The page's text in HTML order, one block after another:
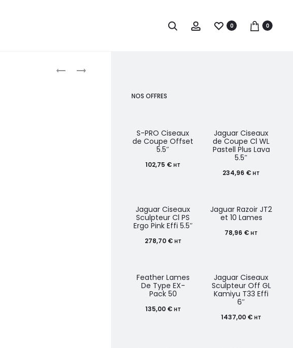
0 0
Product
navigation
JAGUAR
SAIZA
NOS OFFRES
S-PRO Ciseaux
de Coupe Offset
5.5″
102,75 € HT
Jaguar Ciseaux
de Coupe Cl WL
Pastell Plus Lava
5.5″
234,96 € HT
Jaguar Ciseaux
Sculpteur Cl PS
Ergo Pink Effi 5.5″
278,70 € HT
Jaguar Razoir JT2
et 10 Lames
78,96 € HT
Feather Lames
De Type EX-
Pack 50
135,00 € HT
Jaguar Ciseaux
Sculpteur Off GL
Kamiyu T33 Effi
6″
1437,00 € HT